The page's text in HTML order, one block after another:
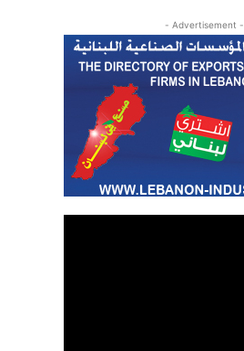
- Advertisement -